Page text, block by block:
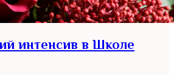
интенсив в Школе